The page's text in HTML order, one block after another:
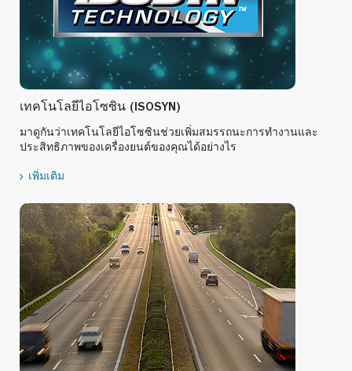
เทคโนโลยีไอโซซิน (ISOSYN)
มาดูกันว่าเทคโนโลยีไอโซซินช่วยเพิ่มสมรรถนะการทำงานและ
ประสิทธิภาพของเครื่องยนต์ของคุณได้อย่างไร
เพิ่มเติม